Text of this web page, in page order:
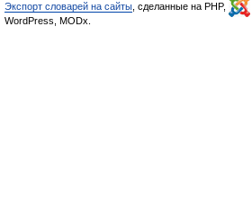
Экспорт словарей на сайты , сделанные на PHP,
WordPress, MODx.